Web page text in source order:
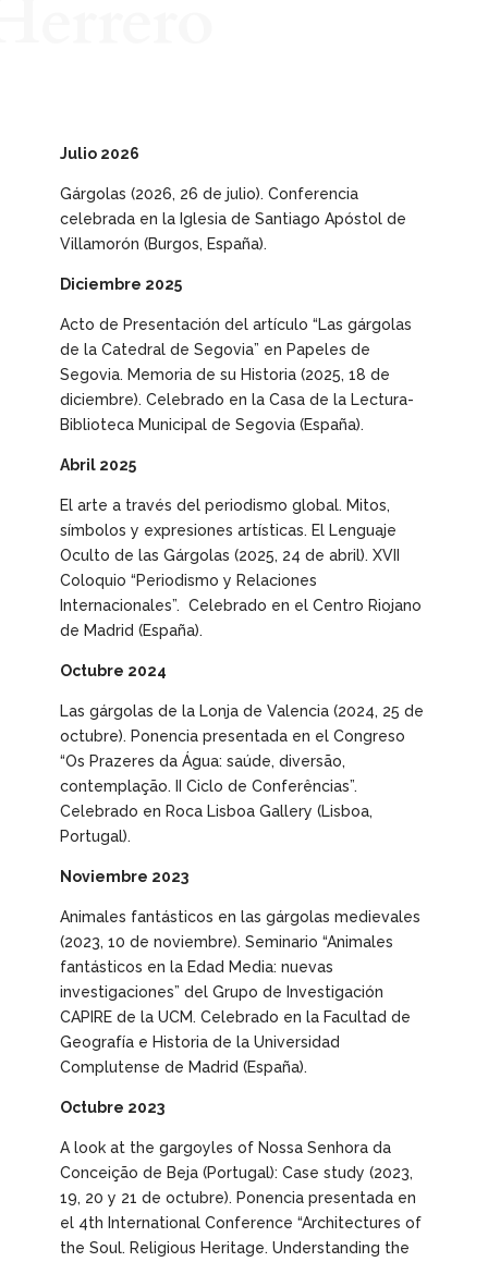
Julio 2026
Gárgolas (2026, 26 de julio). Conferencia
celebrada en la Iglesia de Santiago Apóstol de
Villamorón (Burgos, España).
Diciembre 2025
Acto de Presentación del artículo “Las gárgolas
de la Catedral de Segovia” en Papeles de
Segovia. Memoria de su Historia (2025, 18 de
diciembre). Celebrado en la Casa de la Lectura-
Biblioteca Municipal de Segovia (España).
Abril 2025
El arte a través del periodismo global. Mitos,
símbolos y expresiones artísticas. El Lenguaje
Oculto de las Gárgolas (2025, 24 de abril). XVII
Coloquio “Periodismo y Relaciones
Internacionales”. Celebrado en el Centro Riojano
de Madrid (España).
Octubre 2024
Las gárgolas de la Lonja de Valencia (2024, 25 de
octubre). Ponencia presentada en el Congreso
“Os Prazeres da Água: saúde, diversão,
contemplação. II Ciclo de Conferências”.
Celebrado en Roca Lisboa Gallery (Lisboa,
Portugal).
Noviembre 2023
Animales fantásticos en las gárgolas medievales
(2023, 10 de noviembre). Seminario “Animales
fantásticos en la Edad Media: nuevas
investigaciones” del Grupo de Investigación
CAPIRE de la UCM. Celebrado en la Facultad de
Geografía e Historia de la Universidad
Complutense de Madrid (España).
Octubre 2023
A look at the gargoyles of Nossa Senhora da
Conceição de Beja (Portugal): Case study (2023,
19, 20 y 21 de octubre). Ponencia presentada en
el 4th International Conference “Architectures of
the Soul. Religious Heritage. Understanding the